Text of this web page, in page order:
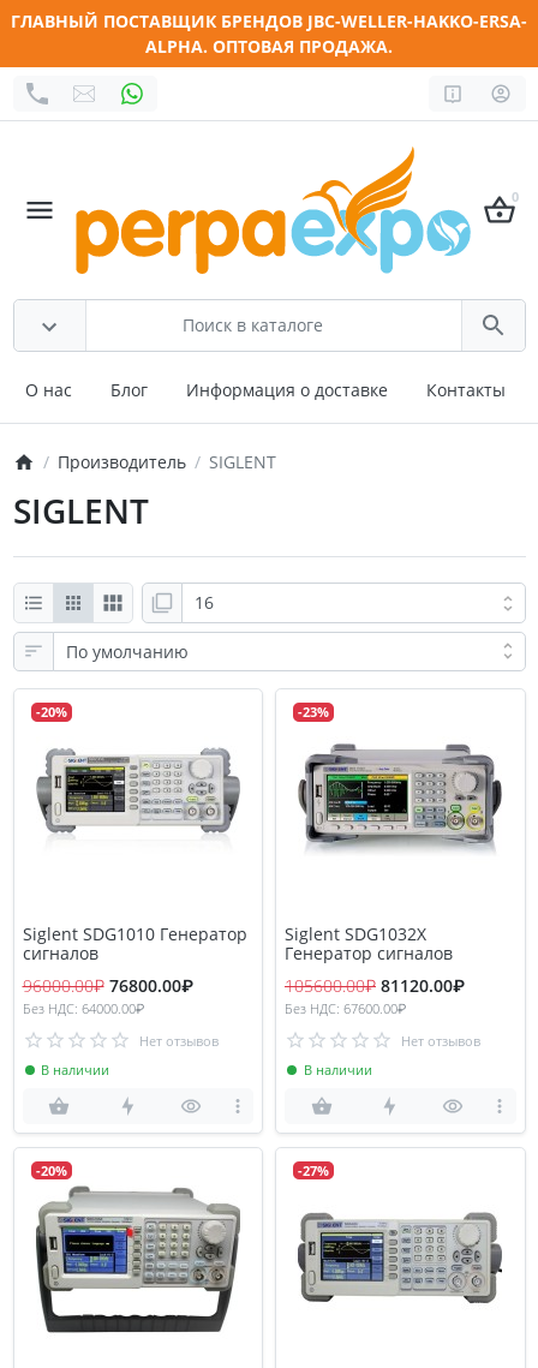
ГЛАВНЫЙ ПОСТАВЩИК БРЕНДОВ JBC-WELLER-HAKKO-ERSA-
ALPHA. ОПТОВАЯ ПРОДАЖА.
0
О нас Блог Информация о доставке Контакты
Производитель SIGLENT
SIGLENT
-20%
Siglent SDG1010 Генератор
сигналов
96000.00₽ 76800.00₽
Без НДС: 64000.00₽
Нет отзывов
В наличии
-23%
Siglent SDG1032X
Генератор сигналов
105600.00₽ 81120.00₽
Без НДС: 67600.00₽
Нет отзывов
В наличии
-20% -27%